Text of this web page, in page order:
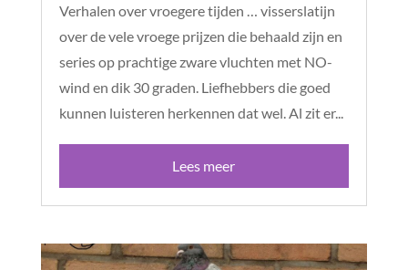
Verhalen over vroegere tijden … visserslatijn
over de vele vroege prijzen die behaald zijn en
series op prachtige zware vluchten met NO-
wind en dik 30 graden. Liefhebbers die goed
kunnen luisteren herkennen dat wel. Al zit er...
Lees meer